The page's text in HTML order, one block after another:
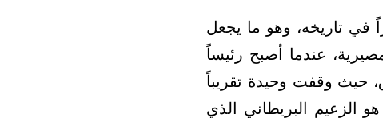
في تاريخه، وهو ما يجعل
عندما أصبح رئيساً
المحدق، حيث وقفت وحيدة تقريباً
الزعيم البريطاني الذي